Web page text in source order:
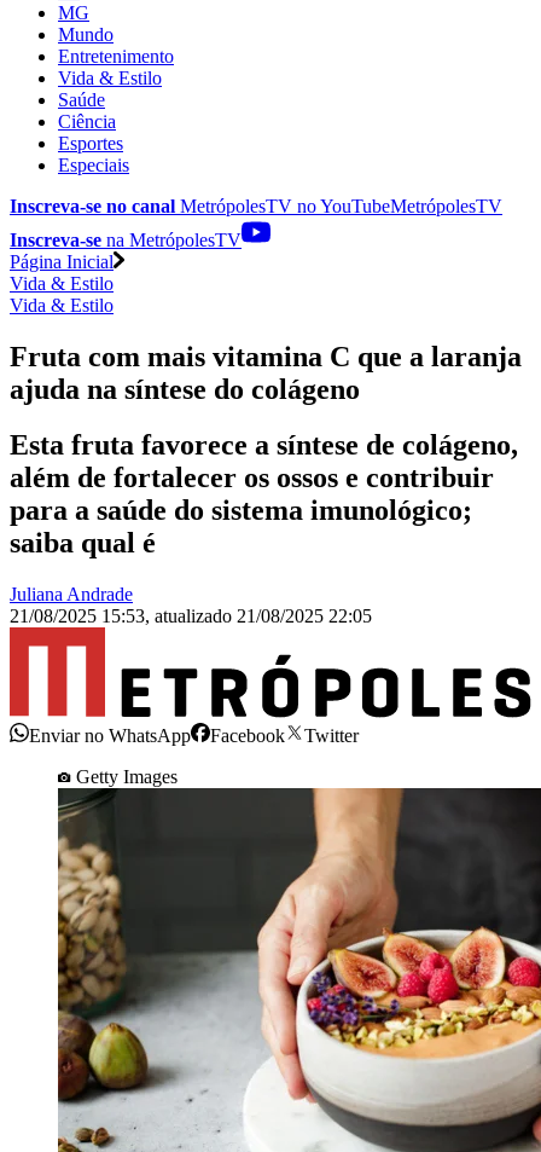
MG
Mundo
Entretenimento
Vida & Estilo
Saúde
Ciência
Esportes
Especiais
Inscreva-se no canal MetrópolesTV noYouTubeMetrópolesTV
Inscreva-se na MetrópolesTV
Página Inicial
Vida & Estilo
Vida & Estilo
Fruta com mais vitamina C que a laranja
ajuda na síntese do colágeno
Esta fruta favorece a síntese de colágeno,
além de fortalecer os ossos e contribuir
para a saúde do sistema imunológico;
saiba qual é
Juliana Andrade
21/08/2025 15:53, atualizado 21/08/2025 22:05
Enviar no WhatsApp Facebook
Twitter
Getty Images